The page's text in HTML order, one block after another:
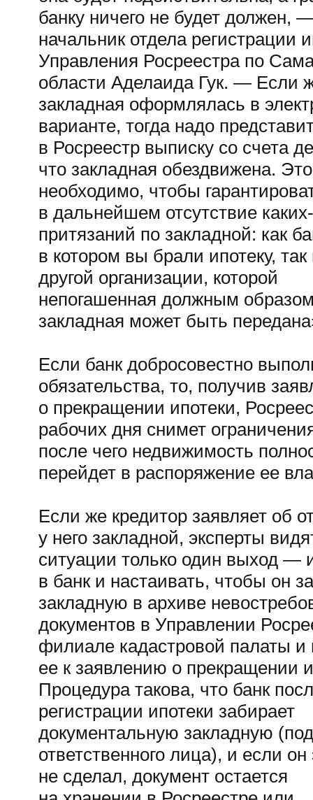
банку ничего не будет должен,
начальник отдела регистрации
Управления Росреестра по
области Аделаида Гук. — Если
закладная оформлялась в
варианте, тогда надо
в Росреестр выписку со счета
что закладная обездвижена. Это
необходимо, чтобы
в дальнейшем отсутствие
притязаний по закладной: как
в котором вы брали ипотеку,
другой организации, которой
непогашенная должным
закладная может быть
Если банк добросовестно
обязательства, то, получив
о прекращении ипотеки,
рабочих дня снимет
после чего недвижимость
перейдет в распоряжение ее
Если же кредитор заявляет об
у него закладной, эксперты
ситуации только один выход —
в банк и настаивать, чтобы он
закладную в архиве
документов в Управлении
филиале кадастровой палаты
ее к заявлению о прекращении
Процедура такова, что банк
регистрации ипотеки забирает
документальную закладную
ответственного лица), и если он
не сделал, документ остается